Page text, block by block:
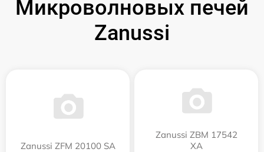
Микроволновых печей
Zanussi
Zanussi ZFM 20100 SA
Zanussi ZBM 17542
XA